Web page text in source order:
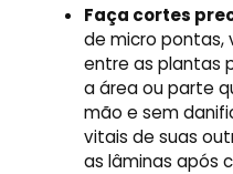
Faça cortes
de micro
entre as plantas
a área ou parte
mão e sem
vitais de suas
as lâminas após